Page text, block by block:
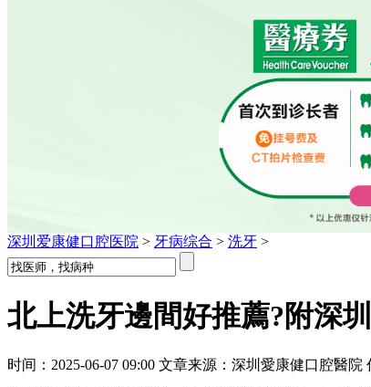
深圳爱康健口腔医院 > 牙病综合 > 洗牙 >
北上洗牙邊間好推薦?附深
时间：2025-06-07 09:00 文章来源：深圳愛康健口腔醫院